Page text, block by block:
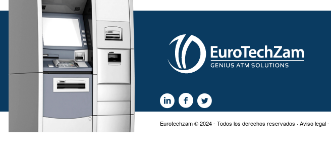
Eurotechzam © 2024 - Todos los derechos reservados · Aviso legal-